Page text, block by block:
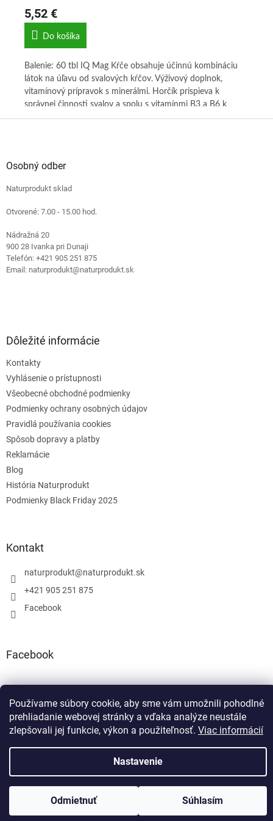
Používame súbory cookie, aby sme vám umožnili pohodlné
prehliadanie webovej stránky a vďaka analýze neustále
zlepšovali jej funkcie, výkon a použiteľnosť. Viac informácií
Nastavenie
Odmietnuť Súhlasím
5,52 €
Do košíka
Balenie: 60 tbl IQ Mag Kŕče obsahuje účinnú kombináciu
látok na úľavu od svalových kŕčov. Výživový doplnok,
vitamínový prípravok s minerálmi. Horčík prispieva k
správnej činnosti svalov a spolu s vitamínmi B3 a B6 k
normálnej činnosti nervovej sústavy Spolu s draslíkom
Osobný odber
Naturprodukt sklad
Otvorené: 7.00 - 15.00 hod.
Nádražná 20
900 28 Ivanka pri Dunaji
Telefón: +421 905 251 875
Email: naturprodukt@naturprodukt.sk
Dôležité informácie
Kontakty
Vyhlásenie o prístupnosti
Všeobecné obchodné podmienky
Podmienky ochrany osobných údajov
Pravidlá používania cookies
Spôsob dopravy a platby
Reklamácie
Blog
História Naturprodukt
Podmienky Black Friday 2025
Kontakt
naturprodukt@naturprodukt.sk
+421 905 251 875
Facebook
Facebook
Vytvoril Shoptet
NATURPRODUKT.SK